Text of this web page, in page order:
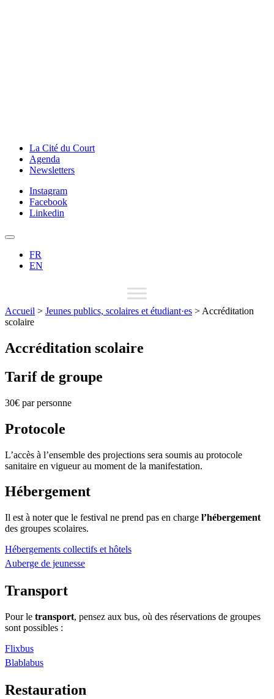
La Cité du Court
Agenda
Newsletters
Instagram
Facebook
Linkedin
FR
EN
Accueil > Jeunes publics, scolaires et étudiant·es > Accréditation
scolaire
Accréditation scolaire
Tarif de groupe
30€ par personne
Protocole
L’accès à l’ensemble des projections sera soumis au protocole
sanitaire en vigueur au moment de la manifestation.
Hébergement
Il est à noter que le festival ne prend pas en charge l’hébergement
des groupes scolaires.
Hébergements collectifs et hôtels
Auberge de jeunesse
Transport
Pour le transport, pensez aux bus, où des réservations de groupes
sont possibles :
Flixbus
Blablabus
Restauration